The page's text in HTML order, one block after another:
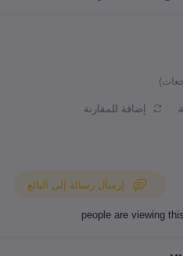
إضافة للمقارنة